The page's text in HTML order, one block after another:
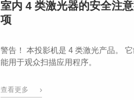
室内 4 类激光器的安全注
项
警告！ 本投影机是 4 类激光产品。
能用于观众扫描应用程序。
查看更多